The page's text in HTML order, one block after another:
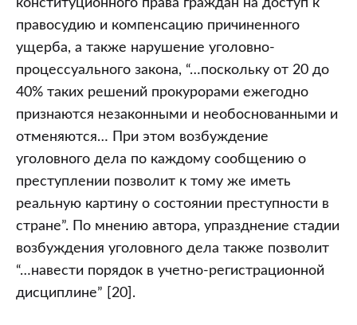
конституционного права граждан на доступ к
правосудию и компенсацию причиненного
ущерба, а также нарушение уголовно-
процессуального закона, “…поскольку от 20 до
40% таких решений прокурорами ежегодно
признаются незаконными и необоснованными и
отменяются… При этом возбуждение
уголовного дела по каждому сообщению о
преступлении позволит к тому же иметь
реальную картину о состоянии преступности в
стране”. По мнению автора, упразднение стадии
возбуждения уголовного дела также позволит
“…навести порядок в учетно-регистрационной
дисциплине” [20].